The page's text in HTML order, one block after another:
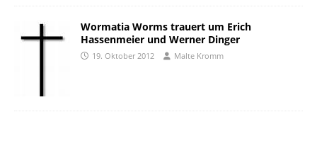
Wormatia Worms trauert um Erich
Hassenmeier und Werner Dinger
19. Oktober 2012 Malte Kromm